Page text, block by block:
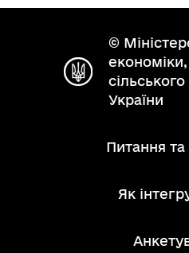
©
економіки,
України
Питання та
Як